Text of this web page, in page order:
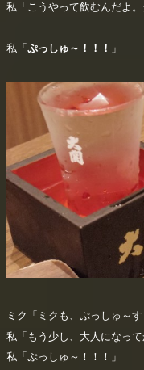
私「こうやって飲むんだよ。
私「 ぷっしゅ～！！！ 」
ミク「ミクも、ぷっしゅ～す
私「もう少し、大人になって
私「ぷっしゅ～！！！」